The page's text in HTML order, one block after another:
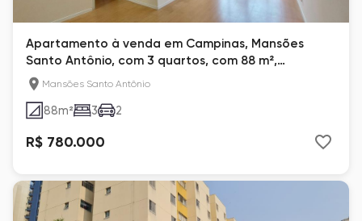
Apartamento à venda em Campinas, Mansões
Santo Antônio, com 3 quartos, com 88 m²,
Jangadas
Mansões Santo Antônio
88m² 3 2
R$ 780.000